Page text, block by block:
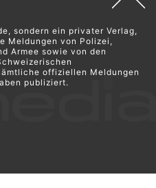
sondern ein privater Verlag,
Meldungen von Polizei,
Armee sowie von den
offiziellen Meldungen
publiziert.